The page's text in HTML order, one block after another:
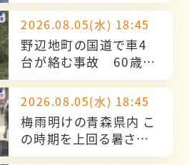
2026.08.05(水) 18:45
野辺地町の国道で車4
台が絡む事故 60歳男
性が重傷
2026.08.05(水) 18:45
梅雨明けの青森県内 こ
の時期を上回る暑さ
三戸で真夏日